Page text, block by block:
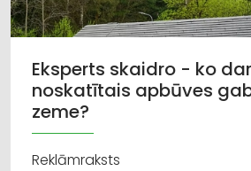
Eksperts skaidro - ko
noskatītais apbūves
zeme?
Reklāmraksts